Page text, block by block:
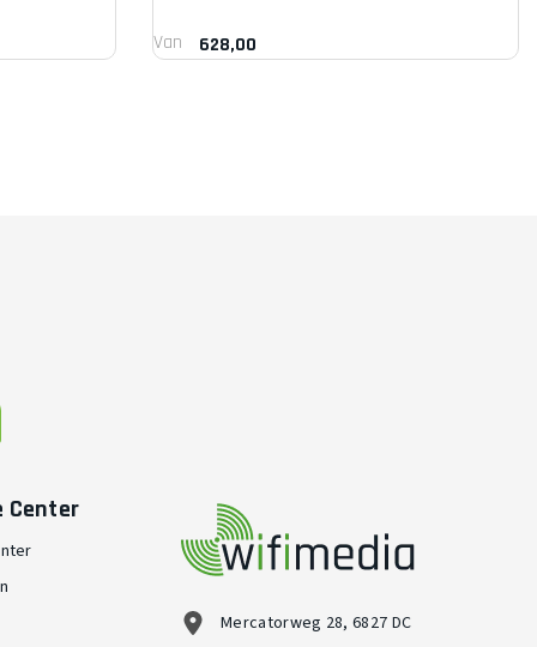
Van 628,00
Center
Mercatorweg 28, 6827 DC